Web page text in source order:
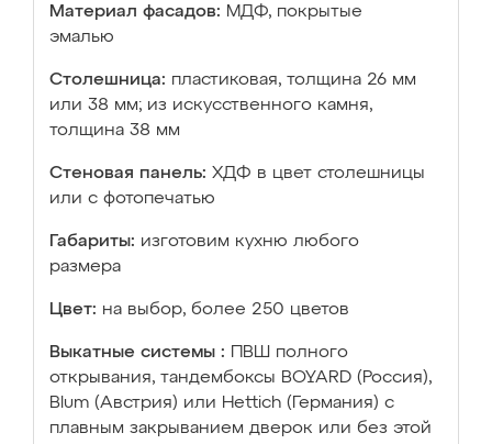
Материал фасадов: МДФ, покрытые
эмалью
Столешница: пластиковая, толщина 26 мм
или 38 мм; из искусственного камня,
толщина 38 мм
Стеновая панель: ХДФ в цвет столешницы
или с фотопечатью
Габариты: изготовим кухню любого
размера
Цвет: на выбор, более 250 цветов
Выкатные системы :
ПВШ полного
открывания, тандембоксы BOYARD (Россия),
Blum (Австрия) или Hettich (Германия) с
плавным закрыванием дверок или без этой